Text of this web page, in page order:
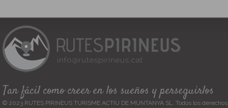
Tan fácil como creer en los sueños y perseguirlos
© 2023 RUTES PIRINEUS TURISME ACTIU DE MUNTANYA SL. Todos los